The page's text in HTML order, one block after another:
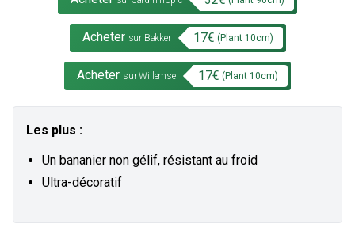
Acheter sur Bakker 17€ (Plant 10cm)
Acheter sur Willemse 17€ (Plant 10cm)
Les plus :
Un bananier non gélif, résistant au froid
Ultra-décoratif